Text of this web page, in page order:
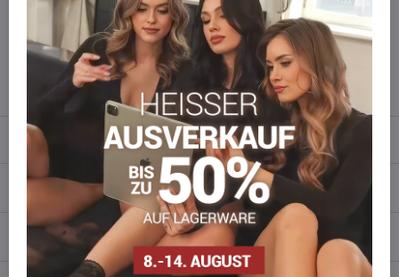
Zögern Sie nicht, uns zu kontaktieren, wir füllen die Ware für Sie
wieder auf!
info​​@everlady​​.eu
Beschreibung
Bewertungen
Diskussion